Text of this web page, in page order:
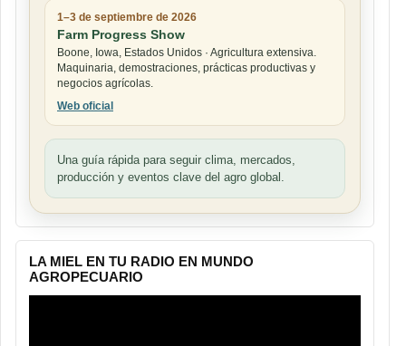
1–3 de septiembre de 2026
Farm Progress Show
Boone, Iowa, Estados Unidos · Agricultura extensiva.
Maquinaria, demostraciones, prácticas productivas y
negocios agrícolas.
Web oficial
Una guía rápida para seguir clima, mercados,
producción y eventos clave del agro global.
LA MIEL EN TU RADIO EN MUNDO
AGROPECUARIO